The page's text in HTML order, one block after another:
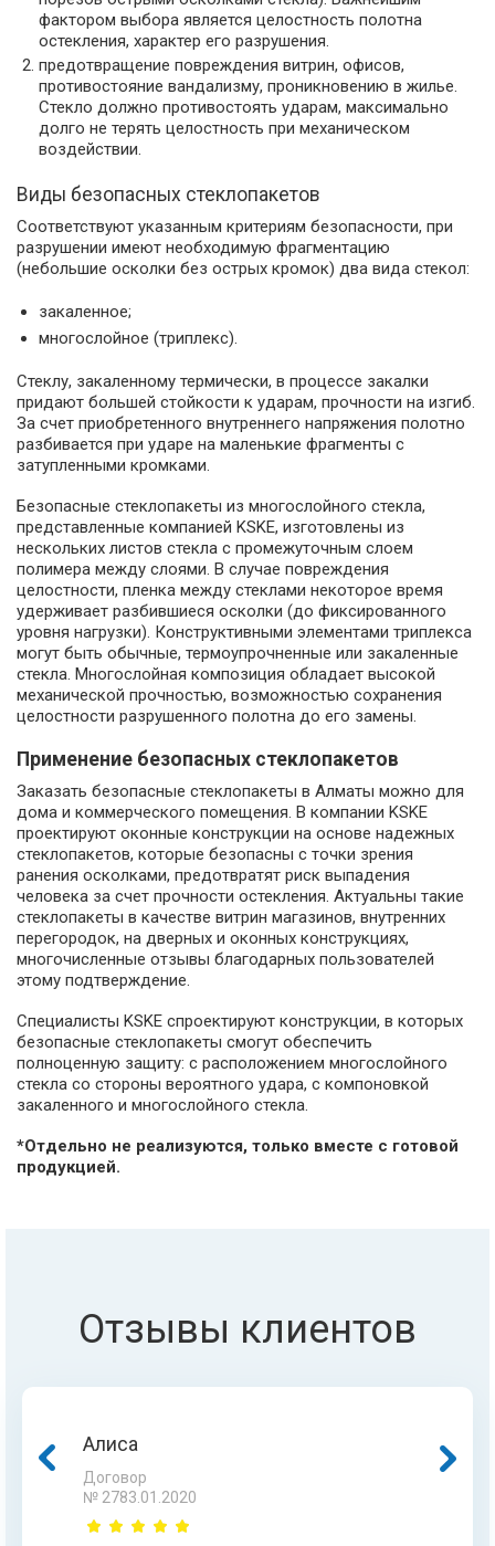
фактором выбора является целостность полотна
остекления, характер его разрушения.
предотвращение повреждения витрин, офисов,
противостояние вандализму, проникновению в жилье.
Стекло должно противостоять ударам, максимально
долго не терять целостность при механическом
воздействии.
Виды безопасных стеклопакетов
Соответствуют указанным критериям безопасности, при
разрушении имеют необходимую фрагментацию
(небольшие осколки без острых кромок) два вида стекол:
закаленное;
многослойное (триплекс).
Стеклу, закаленному термически, в процессе закалки
придают большей стойкости к ударам, прочности на изгиб.
За счет приобретенного внутреннего напряжения полотно
разбивается при ударе на маленькие фрагменты с
затупленными кромками.
Безопасные стеклопакеты из многослойного стекла,
представленные компанией KSKE, изготовлены из
нескольких листов стекла с промежуточным слоем
полимера между слоями. В случае повреждения
целостности, пленка между стеклами некоторое время
удерживает разбившиеся осколки (до фиксированного
уровня нагрузки). Конструктивными элементами триплекса
могут быть обычные, термоупрочненные или закаленные
стекла. Многослойная композиция обладает высокой
механической прочностью, возможностью сохранения
целостности разрушенного полотна до его замены.
Применение безопасных стеклопакетов
Заказать безопасные стеклопакеты в Алматы можно для
дома и коммерческого помещения. В компании KSKE
проектируют оконные конструкции на основе надежных
стеклопакетов, которые безопасны с точки зрения
ранения осколками, предотвратят риск выпадения
человека за счет прочности остекления. Актуальны такие
стеклопакеты в качестве витрин магазинов, внутренних
перегородок, на дверных и оконных конструкциях,
многочисленные отзывы благодарных пользователей
этому подтверждение.
Специалисты KSKE спроектируют конструкции, в которых
безопасные стеклопакеты смогут обеспечить
полноценную защиту: с расположением многослойного
стекла со стороны вероятного удара, с компоновкой
закаленного и многослойного стекла.
*Отдельно не реализуются, только вместе с готовой
продукцией.
Отзывы клиентов
Алиса
Договор
№ 2783.01.2020
Жанна
Договор
№ 4519.07.20
Гульнара
Договор
№ 5786.03.18
Асан
Договор
№ 5845.11.15